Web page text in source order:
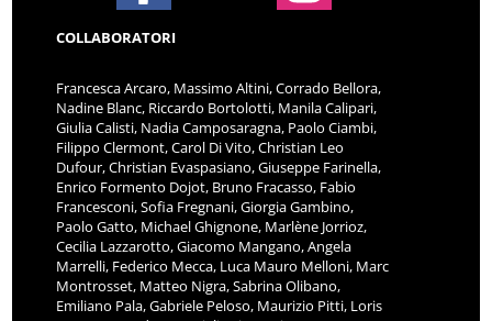
COLLABORATORI
Francesca Arcaro, Massimo Altini, Corrado Bellora,
Nadine Blanc, Riccardo Bortolotti, Manila Calipari,
Giulia Calisti, Nadia Camposaragna, Paolo Ciambi,
Filippo Clermont, Carol Di Vito, Christian Leo
Dufour, Christian Evaspasiano, Giuseppe Farinella,
Enrico Formento Dojot, Bruno Fracasso, Fabio
Francesconi, Sofia Fregnani, Giorgia Gambino,
Paolo Gatto, Michael Ghignone, Marlène Jorrioz,
Cecilia Lazzarotto, Giacomo Mangano, Angela
Marrelli, Federico Mecca, Luca Mauro Melloni, Marc
Montrosset, Matteo Nigra, Sabrina Olibano,
Emiliano Pala, Gabriele Peloso, Maurizio Pitti, Loris